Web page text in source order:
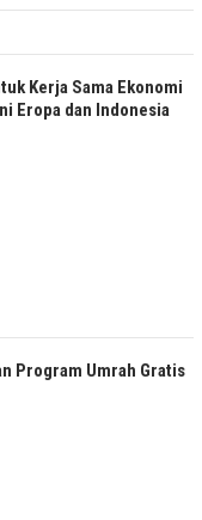
Kerja Sama Ekonomi
Eropa dan Indonesia
Program Umrah Gratis